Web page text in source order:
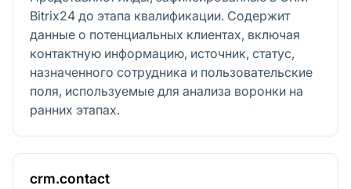
Bitrix24 до этапа квалификации. Содержит
данные о потенциальных клиентах, включая
контактную информацию, источник, статус,
назначенного сотрудника и пользовательские
поля, используемые для анализа воронки на
ранних этапах.
crm.contact